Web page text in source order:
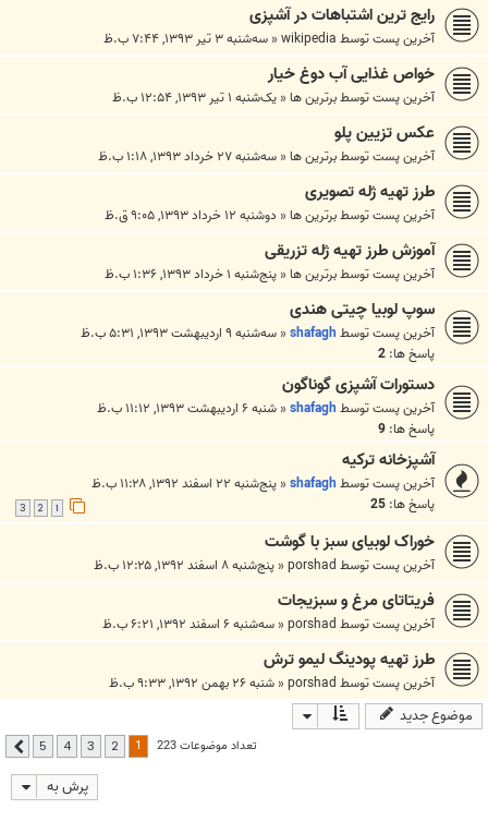
رایج ترین اشتباهات در آشپزی
آخرین پست توسطwikipedia
« سه‌شنبه ۳ تیر ۱۳۹۳, ۷:۴۴ ب.ظ
خواص غذایی آب دوغ خیار
آخرین پست توسطبرترین ها« یک‌شنبه ۱ تیر ۱۳۹۳, ۱۲:۵۴ ب.ظ
عکس تزیین پلو
آخرین پست توسطبرترین ها« سه‌شنبه ۲۷ خرداد ۱۳۹۳, ۱:۱۸ ب.ظ
طرز تهیه ژله تصویری
آخرین پست توسطبرترین ها« دوشنبه ۱۲ خرداد ۱۳۹۳, ۹:۰۵ ق.ظ
آموزش طرز تهیه ژله تزریقی
آخرین پست توسطبرترین ها« پنج‌شنبه ۱ خرداد ۱۳۹۳, ۱:۳۶ ب.ظ
سوپ لوبیا چیتی هندی
آخرین پست توسطshafagh
« سه‌شنبه ۹ اردیبهشت ۱۳۹۳, ۵:۳۱ ب.ظ
پاسخ ها: 2
دستورات آشپزی گوناگون
آخرین پست توسطshafagh
« شنبه ۶ اردیبهشت ۱۳۹۳, ۱۱:۱۲ ب.ظ
پاسخ ها: 9
آشپزخانه ترکیه
آخرین پست توسطshafagh
« پنج‌شنبه ۲۲ اسفند ۱۳۹۲, ۱۱:۲۸ ب.ظ
پاسخ ها: 25
3
خوراک لوبیای سبز با گوشت
آخرین پست توسطporshad
« پنج‌شنبه ۸ اسفند ۱۳۹۲, ۱۲:۲۵ ب.ظ
فریتاتای مرغ و سبزیجات
آخرین پست توسطporshad
« سه‌شنبه ۶ اسفند ۱۳۹۲, ۶:۲۱ ب.ظ
طرز تهیه پودینگ لیمو ترش
آخرین پست توسطporshad
« شنبه ۲۶ بهمن ۱۳۹۲, ۹:۳۳ ب.ظ
موضوع جدید
تعداد موضوعات 223 2
3
4
5 بعدی
پرش به